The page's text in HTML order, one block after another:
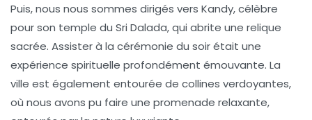
Puis, nous nous sommes dirigés vers Kandy, célèbre
pour son temple du Sri Dalada, qui abrite une relique
sacrée. Assister à la cérémonie du soir était une
expérience spirituelle profondément émouvante. La
ville est également entourée de collines verdoyantes,
où nous avons pu faire une promenade relaxante,